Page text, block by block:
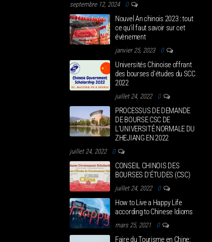
septembre 12, 2024 0
Nouvel An chinois 2023 : tout
ce qu’il faut savoir sur cet
évènement
janvier 25, 2023 0
Universités Chinoise offrant
des bourses d’études du SCC
2022
juillet 24, 2022 0
PROCESSUS DE DEMANDE
DE BOURSE CSC DE
L’UNIVERSITÉ NORMALE DU
ZHEJIANG EN 2022
juillet 24, 2022 0
CONSEIL CHINOIS DES
BOURSES D’ÉTUDES (CSC)
juillet 24, 2022 0
How to Live a Happy Life
according to Chinese Idioms
mars 25, 2021 0
Faire du Tourisme en Chine: